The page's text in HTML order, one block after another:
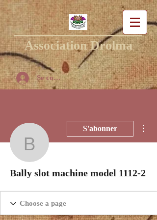
Association Drolma
Se connecter
Bally slot
S'abonner
Bally slot machine model 1112-2